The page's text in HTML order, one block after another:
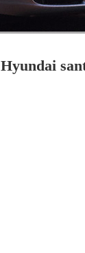
Hyundai